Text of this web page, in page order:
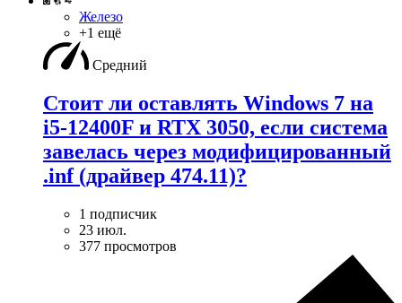
Железо
+1 ещё
Средний
Стоит ли оставлять Windows 7 на
i5-12400F и RTX 3050, если система
завелась через модифицированный
.inf (драйвер 474.11)?
1 подписчик
23 июл.
377 просмотров